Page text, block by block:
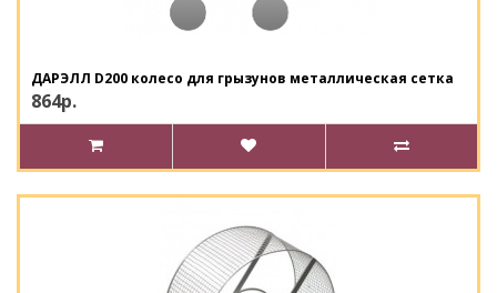
ДАРЭЛЛ D200 колесо для грызунов металлическая сетка
864р.